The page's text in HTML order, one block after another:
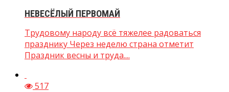
НЕВЕСЁЛЫЙ ПЕРВОМАЙ
Трудовому народу всё тяжелее радоваться
празднику Через неделю страна отметит
Праздник весны и труда....
517